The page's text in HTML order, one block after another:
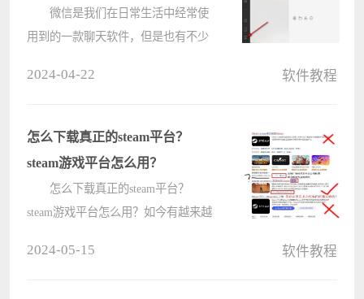
微信是我们在日常生活中经常使
用到的一款聊天软件，但是也有不少
就让本站来为用户们来仔细的介绍一
2024-04-22 软件教程
怎么下载真正的steam平台？
steam游戏平台怎么用？
怎么下载真正的steam平台？
steam游戏平台怎么用？如今有越来越
2024-05-15 软件教程